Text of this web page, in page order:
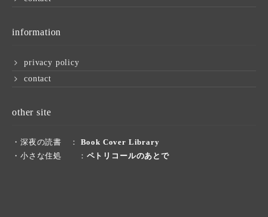
information
privacy policy
contact
other site
・深夜の読書 ：
Book Cover Library
・小さな住処 ： ペトリコールのあとで